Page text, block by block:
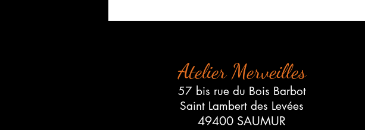
Atelier Merveilles
57 bis rue du Bois Barbot
Saint Lambert des Levées
49400 SAUMUR